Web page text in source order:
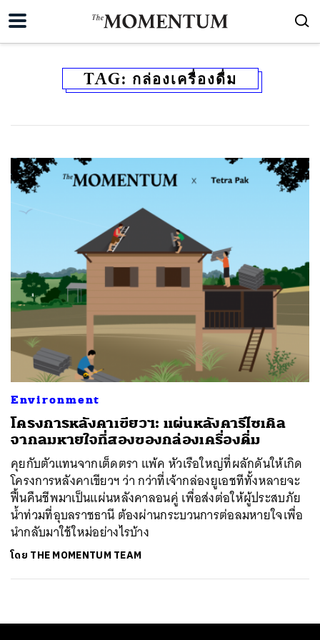
TAG: กล่องเครื่องดื่ม
Environment
โครงการหลังคาเขียวฯ: แผ่นหลังคารีไซเคิล
จากลมหายใจที่สองของกล่องเครื่องดื่ม
คุยกับตัวแทนจากเต็ดตรา แพ้ค หัวเรือใหญ่ที่ผลักดันให้เกิด
โครงการหลังคาเขียวฯ ว่า กว่าที่เจ้ากล่องยูเอชทีทั้งหลายจะ
ฟื้นคืนชีพมาเป็นแผ่นหลังคาลอนคู่ เพื่อส่งต่อให้ผู้ประสบภัย
น้ำท่วมที่อุบลราชธานี ต้องผ่านกระบวนการต่อลมหายใจเพื่อ
นำกลับมาใช้ใหม่อย่างไรบ้าง
โดย THE MOMENTUM TEAM
ค้นหา
SHARE TWEET LINE EMAIL